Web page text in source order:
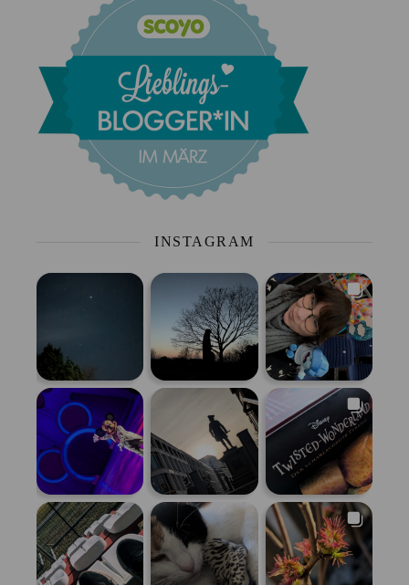
INSTAGRAM